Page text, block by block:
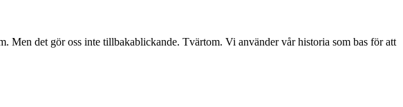
Men det gör oss inte tillbakablickande. Tvärtom. Vi använder vår historia som bas för att